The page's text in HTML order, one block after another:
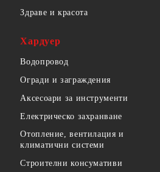
Здраве и красота
Хардуер
Водопровод
Огради и заграждения
Аксесоари за инструменти
Електрическо захранване
Отопление, вентилация и
климатични системи
Строителни консумативи